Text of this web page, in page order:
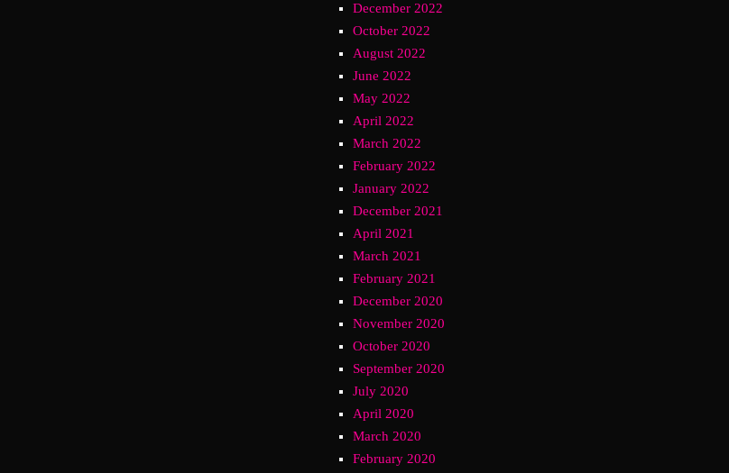
December 2022
October 2022
August 2022
June 2022
May 2022
April 2022
March 2022
February 2022
January 2022
December 2021
April 2021
March 2021
February 2021
December 2020
November 2020
October 2020
September 2020
July 2020
April 2020
March 2020
February 2020